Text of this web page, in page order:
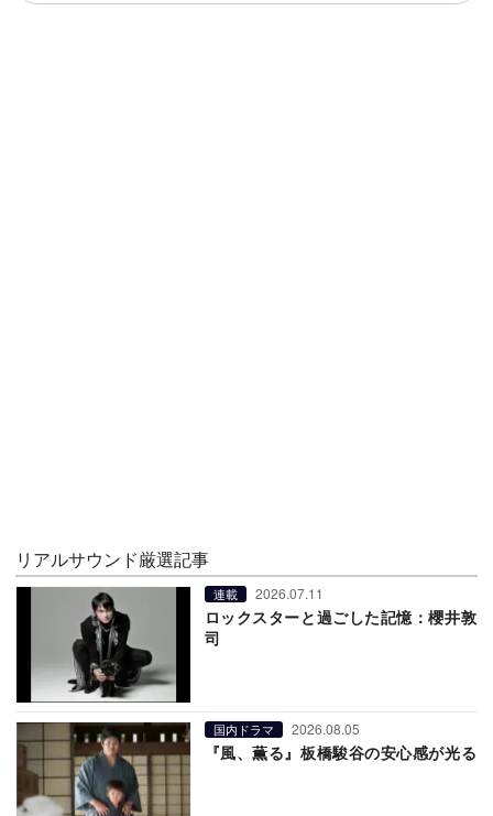
リアルサウンド厳選記事
連載 2026.07.11
ロックスターと過ごした記憶：櫻井敦
司
国内ドラマ 2026.08.05
『風、薫る』板橋駿谷の安心感が光る